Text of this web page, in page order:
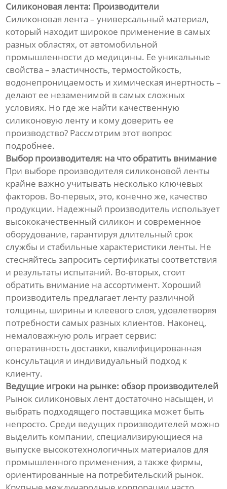
Силиконовая лента: Производители
Силиконовая лента – универсальный материал,
который находит широкое применение в самых
разных областях, от автомобильной
промышленности до медицины. Ее уникальные
свойства – эластичность, термостойкость,
водонепроницаемость и химическая инертность –
делают ее незаменимой в самых сложных
условиях. Но где же найти качественную
силиконовую ленту и кому доверить ее
производство? Рассмотрим этот вопрос
подробнее.
Выбор производителя: на что обратить внимание
При выборе производителя силиконовой ленты
крайне важно учитывать несколько ключевых
факторов. Во-первых, это, конечно же, качество
продукции. Надежный производитель использует
высококачественный силикон и современное
оборудование, гарантируя длительный срок
службы и стабильные характеристики ленты. Не
стесняйтесь запросить сертификаты соответствия
и результаты испытаний. Во-вторых, стоит
обратить внимание на ассортимент. Хороший
производитель предлагает ленту различной
толщины, ширины и клеевого слоя, удовлетворяя
потребности самых разных клиентов. Наконец,
немаловажную роль играет сервис:
оперативность доставки, квалифицированная
консультация и индивидуальный подход к
клиенту.
Ведущие игроки на рынке: обзор производителей
Рынок силиконовых лент достаточно насыщен, и
выбрать подходящего поставщика может быть
непросто. Среди ведущих производителей можно
выделить компании, специализирующиеся на
выпуске высокотехнологичных материалов для
промышленного применения, а также фирмы,
ориентированные на потребительский рынок.